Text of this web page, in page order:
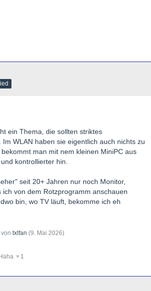
ein Thema, die sollten striktes
WLAN haben sie eigentlich auch nichts zu
man mit nem kleinen MiniPC aus
kontrollierter hin.
seit 20+ Jahren nur noch Monitor,
von dem Rotzprogramm anschauen
bin, wo TV läuft, bekomme ich eh
txlfan (9. Mai 2026)
1